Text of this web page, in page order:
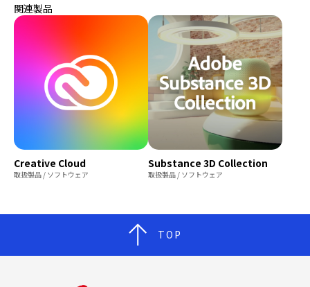
関連製品
Creative Cloud
取扱製品 / ソフトウェア
Substance 3D Collection
取扱製品 / ソフトウェア
TOP